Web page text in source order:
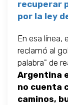
recuperar
por la ley
En esa línea,
reclamó al
palabra" de
Argentina
no cuenta
caminos,